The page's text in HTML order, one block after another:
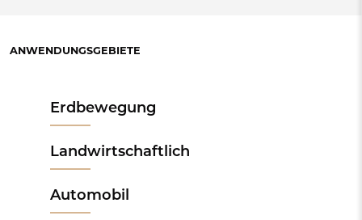
ANWENDUNGSGEBIETE
Erdbewegung
Landwirtschaftlich
Automobil